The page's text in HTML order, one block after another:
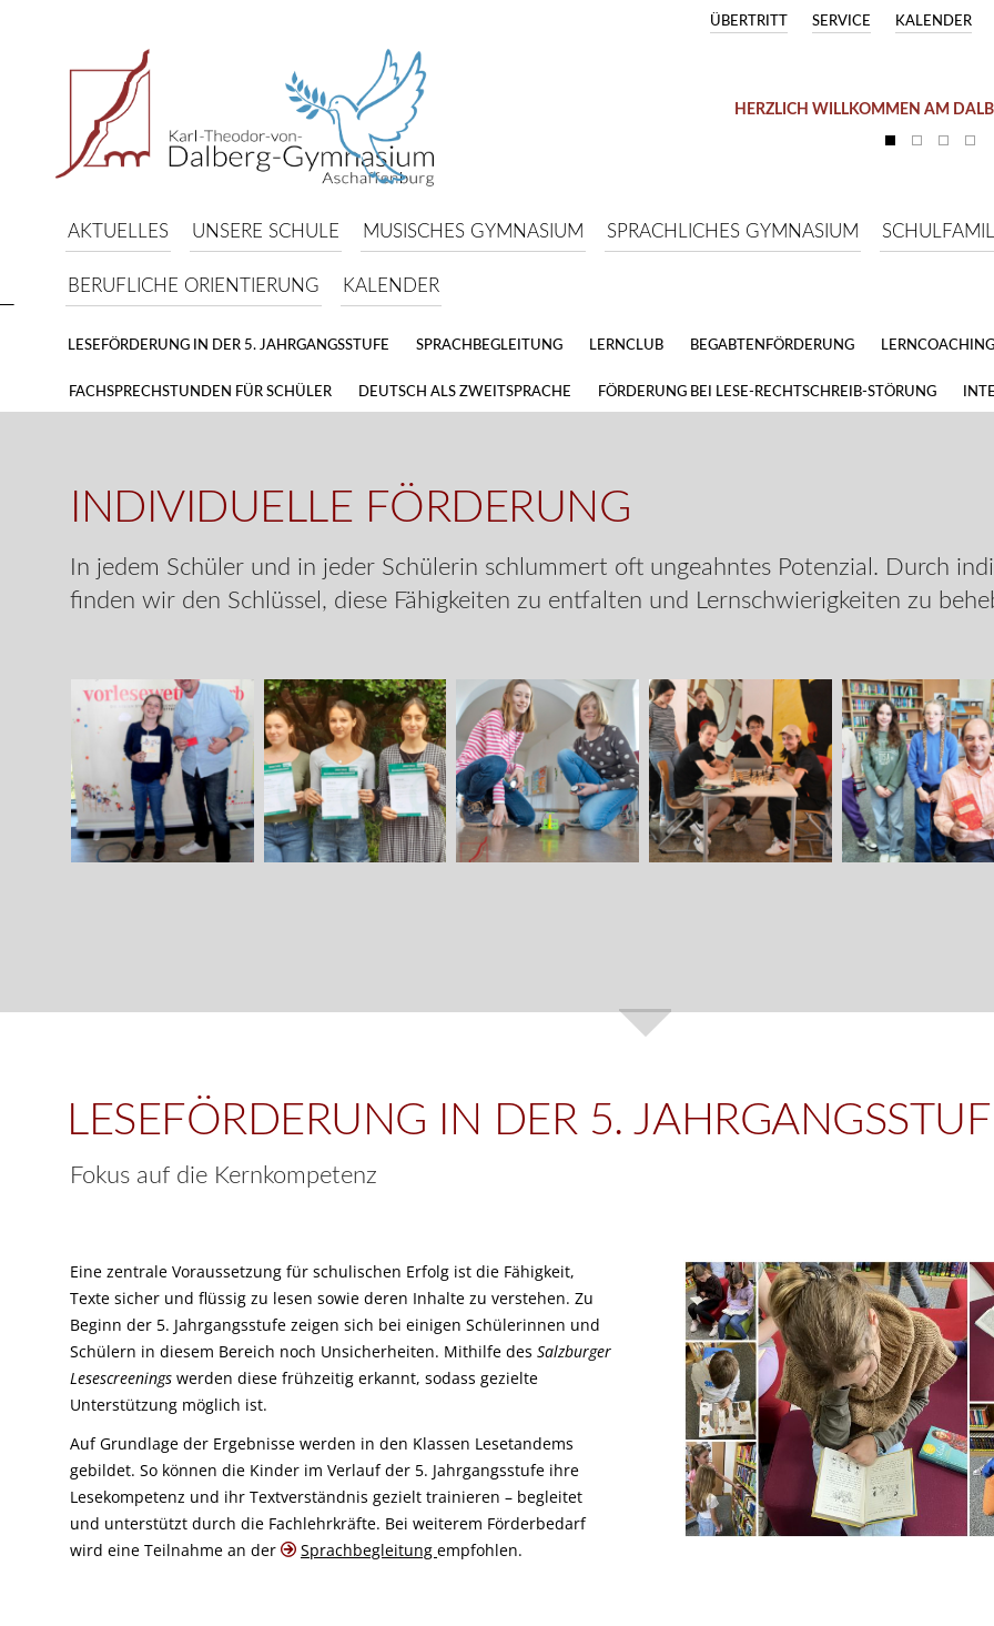
KALENDER
SERVICE
ÜBERTRITT
HERZLICH WILLKOMMEN AM
AKTUELLES UNSERE SCHULE MUSISCHES GYMNASIUM SPRACHLICHES GYMNASIUM
BERUFLICHE ORIENTIERUNG KALENDER
LESEFÖRDERUNG IN DER 5. JAHRGANGSSTUFE SPRACHBEGLEITUNG LERNCLUB BEGABTENFÖRDERUNG LERNCOACHING
FACHSPRECHSTUNDEN FÜR SCHÜLER DEUTSCH ALS ZWEITSPRACHE FÖRDERUNG BEI LESE-RECHTSCHREIB-STÖRUNG
INDIVIDUELLE FÖRDERUNG
In jedem Schüler und in jeder Schülerin schlummert oft ungeahntes Potenzial. Durch
finden wir den Schlüssel, diese Fähigkeiten zu entfalten und Lernschwierigkeiten zu
LESEFÖRDERUNG IN DER 5.
Fokus auf die Kernkompetenz
Eine zentrale Voraussetzung für schulischen Erfolg ist die Fähigkeit,
Texte sicher und flüssig zu lesen sowie deren Inhalte zu verstehen. Zu
Beginn der 5. Jahrgangsstufe zeigen sich bei einigen Schülerinnen und
Schülern in diesem Bereich noch Unsicherheiten. Mithilfe des Salzburger
Lesescreenings werden diese frühzeitig erkannt, sodass gezielte
Unterstützung möglich ist.
Auf Grundlage der Ergebnisse werden in den Klassen Lesetandems
gebildet. So können die Kinder im Verlauf der 5. Jahrgangsstufe ihre
Lesekompetenz und ihr Textverständnis gezielt trainieren – begleitet
und unterstützt durch die Fachlehrkräfte. Bei weiterem Förderbedarf
wird eine Teilnahme an der
Sprachbegleitung empfohlen.